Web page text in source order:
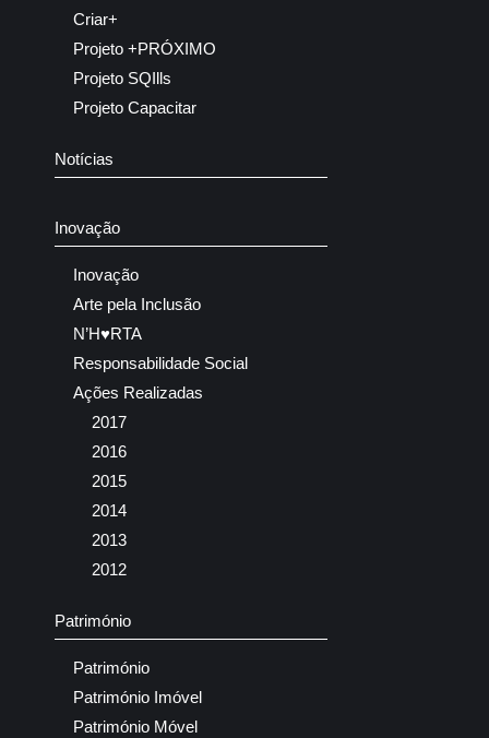
Criar+
Projeto +PRÓXIMO
Projeto SQIlls
Projeto Capacitar
Notícias
Inovação
Inovação
Arte pela Inclusão
N’H♥RTA
Responsabilidade Social
Ações Realizadas
2017
2016
2015
2014
2013
2012
Património
Património
Património Imóvel
Património Móvel